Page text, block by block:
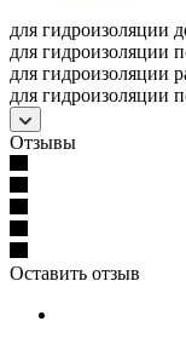
для гидроизоляции
для гидроизоляции
для гидроизоляции
для гидроизоляции
Отзывы
Оставить отзыв